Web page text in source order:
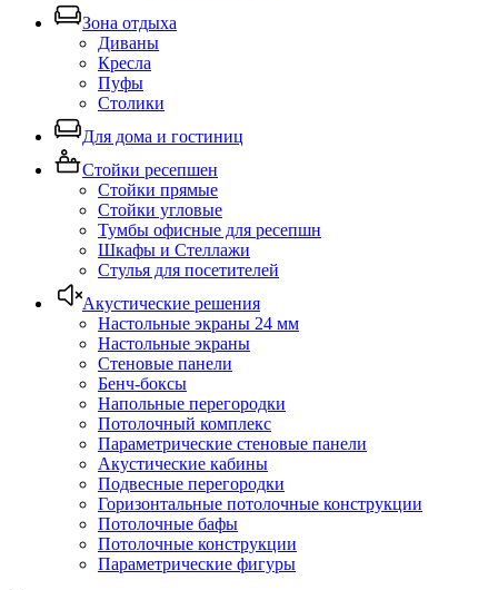
Зона отдыха
Диваны
Кресла
Пуфы
Столики
Для дома и гостиниц
Стойки ресепшен
Стойки прямые
Стойки угловые
Тумбы офисные для ресепшн
Шкафы и Стеллажи
Стулья для посетителей
Акустические решения
Настольные экраны 24 мм
Настольные экраны
Стеновые панели
Бенч-боксы
Напольные перегородки
Потолочный комплекс
Параметрические стеновые панели
Акустические кабины
Подвесные перегородки
Горизонтальные потолочные конструкции
Потолочные бафы
Потолочные конструкции
Параметрические фигуры